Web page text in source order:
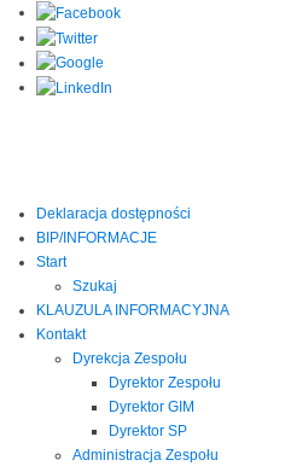
Deklaracja dostępności
BIP/INFORMACJE
Start
Szukaj
KLAUZULA INFORMACYJNA
Kontakt
Dyrekcja Zespołu
Dyrektor Zespołu
Dyrektor GIM
Dyrektor SP
Administracja Zespołu